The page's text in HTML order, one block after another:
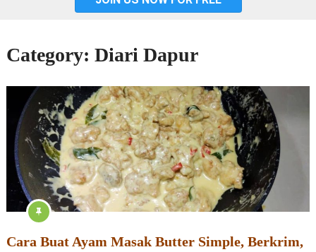
Category: Diari Dapur
Cara Buat Ayam Masak Butter Simple, Berkrim,